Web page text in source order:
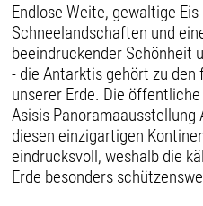
Endlose Weite, gewaltige
Schneelandschaften und
beeindruckender Schönheit
- die Antarktis gehört zu
unserer Erde. Die
Asisis Panoramaausstellung
diesen einzigartigen
eindrucksvoll, weshalb die
Erde besonders